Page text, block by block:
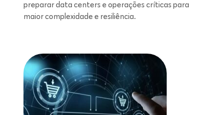
preparar data centers e operações críticas para
maior complexidade e resiliência.